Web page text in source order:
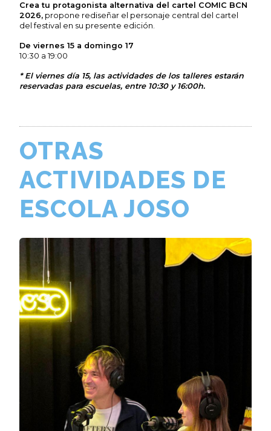
Crea tu protagonista alternativa del cartel COMIC BCN
2026, propone rediseñar el personaje central del cartel
del festival en su presente edición.
De viernes 15 a domingo 17
10:30 a 19:00
* El viernes día 15, las actividades de los talleres estarán
reservadas para escuelas, entre 10:30 y 16:00h.
OTRAS
ACTIVIDADES DE
ESCOLA JOSO